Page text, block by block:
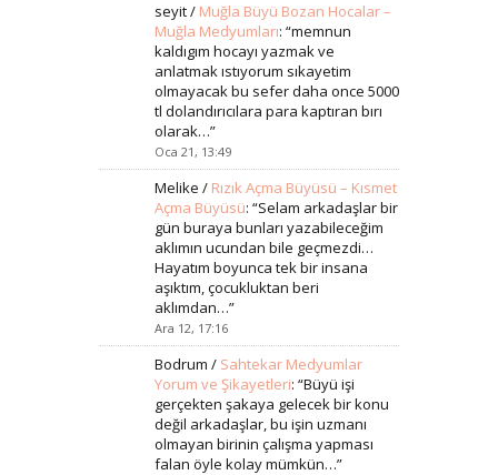
seyit/ Muğla Büyü Bozan Hocalar –
Muğla Medyumları: “memnun
kaldıgım hocayı yazmak ve
anlatmak ıstıyorum sıkayetim
olmayacak bu sefer daha once 5000
tl dolandırıcılara para kaptıran bırı
olarak…”
Oca 21, 13:49
Melike / Rızık Açma Büyüsü – Kısmet
Açma Büyüsü: “Selam arkadaşlar bir
gün buraya bunları yazabileceğim
aklımın ucundan bile geçmezdi…
Hayatım boyunca tek bir insana
aşıktım, çocukluktan beri
aklımdan…”
Ara 12, 17:16
Bodrum / Sahtekar Medyumlar
Yorum ve Şikayetleri: “Büyü işi
gerçekten şakaya gelecek bir konu
değil arkadaşlar, bu işin uzmanı
olmayan birinin çalışma yapması
falan öyle kolay mümkün…”